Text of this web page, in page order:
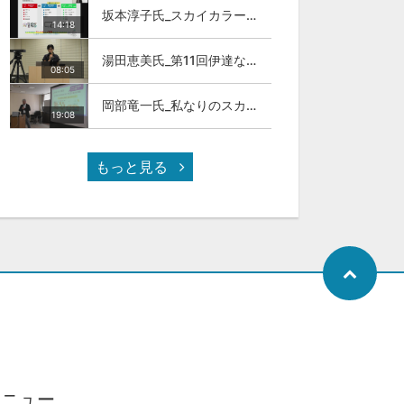
14:18
坂本淳子氏_スカイカラー人材とは
08:05
湯田恵美氏_第11回伊達な大学院セミナー
19:08
岡部竜一氏_私なりのスカイカラ―人材
もっと見る
ニュー